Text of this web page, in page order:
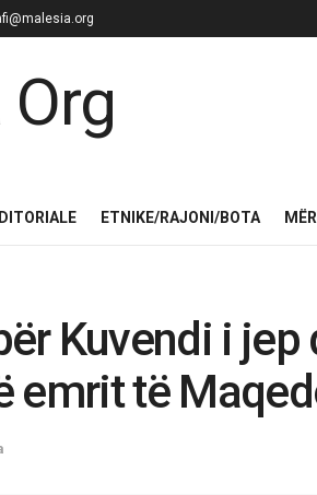
ETNIKE/RAJONI/BOTA
Kuvendi i
emrit të